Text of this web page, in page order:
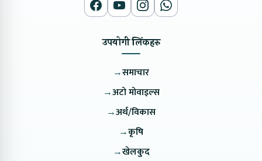
उपयोगी लिंकहरु
→समाचार
→अटो मोवाइल्स
→अर्थ/विकास
→कृषि
→खेलकुद